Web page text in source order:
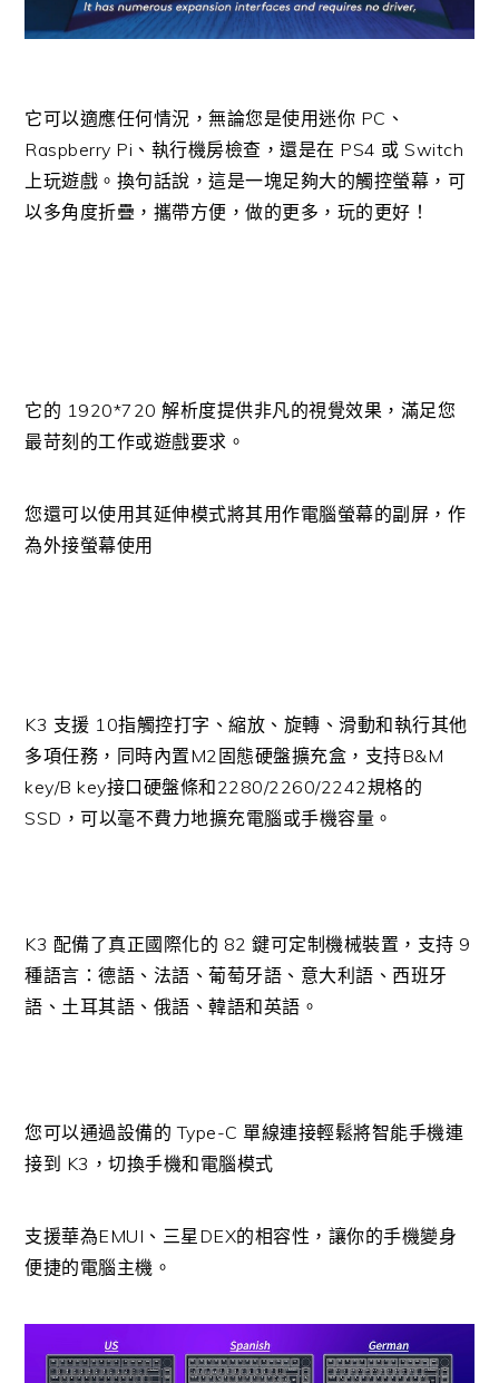
它可以適應任何情況，無論您是使用迷你 PC、
Raspberry Pi、執行機房檢查，還是在 PS4 或 Switch
上玩遊戲。換句話說，這是一塊足夠大的觸控螢幕，可
以多角度折疊，攜帶方便，做的更多，玩的更好！
它的 1920*720 解析度提供非凡的視覺效果，滿足您
最苛刻的工作或遊戲要求。
您還可以使用其延伸模式將其用作電腦螢幕的副屏，作
為外接螢幕使用
K3 支援 10指觸控打字、縮放、旋轉、滑動和執行其他
多項任務，同時內置M2固態硬盤擴充盒，支持B&M
key/B key接口硬盤條和2280/2260/2242規格的
SSD，可以毫不費力地擴充電腦或手機容量。
K3 配備了真正國際化的 82 鍵可定制機械裝置，支持 9
種語言：德語、法語、葡萄牙語、意大利語、西班牙
語、土耳其語、俄語、韓語和英語。
您可以通過設備的 Type-C 單線連接輕鬆將智能手機連
接到 K3，切換手機和電腦模式
支援華為EMUI、三星DEX的相容性，讓你的手機變身
便捷的電腦主機。